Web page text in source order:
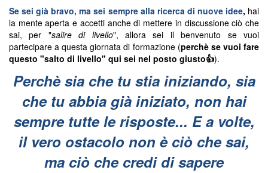
Se sei già bravo, ma sei sempre alla ricerca di nuove idee, hai
la mente aperta e accetti anche di mettere in discussione ciò che
sai, per "salire di livello", allora sei il benvenuto se vuoi
partecipare a questa giornata di formazione (perchè se vuoi fare
questo "salto di livello" qui sei nel posto giusto👍).
Perchè sia che tu stia iniziando, sia
che tu abbia già iniziato, non hai
sempre tutte le risposte... E a volte,
il vero ostacolo non è ciò che sai,
ma ciò che credi di sapere